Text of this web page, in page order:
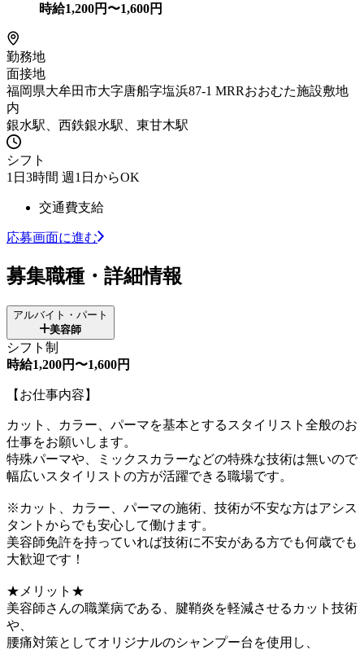
時給1,200円〜1,600円
勤務地
面接地
福岡県大牟田市大字唐船字塩浜87-1 MRRおおむた施設敷地
内
銀水駅、西鉄銀水駅、東甘木駅
シフト
1日3時間 週1日からOK
交通費支給
応募画面に進む
募集職種・詳細情報
アルバイト・パート
美容師
シフト制
時給1,200円〜1,600円
【お仕事内容】
カット、カラー、パーマを基本とするスタイリスト全般のお
仕事をお願いします。
特殊パーマや、ミックスカラーなどの特殊な技術は無いので
幅広いスタイリストの方が活躍できる職場です。
※カット、カラー、パーマの施術、技術が不安な方はアシス
タントからでも安心して働けます。
美容師免許を持っていれば技術に不安がある方でも何歳でも
大歓迎です！
★メリット★
美容師さんの職業病である、腱鞘炎を軽減させるカット技術
や、
腰痛対策としてオリジナルのシャンプー台を使用し、